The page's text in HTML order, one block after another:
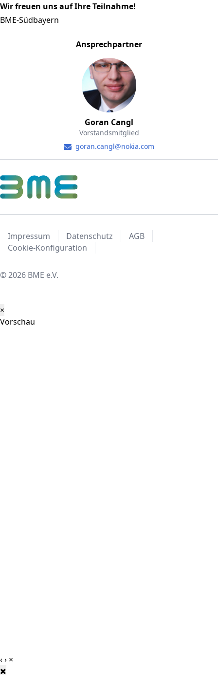
Wir freuen uns auf Ihre Teilnahme!
BME-Südbayern
Ansprechpartner
Goran Cangl
Vorstandsmitglied
goran.cangl@nokia.com
Impressum Datenschutz
AGB
Cookie-Konfiguration
© 2026 BME e.V.
×
Vorschau
‹› ×